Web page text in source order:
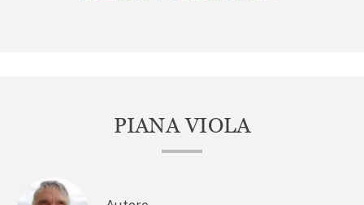
PIANA VIOLA